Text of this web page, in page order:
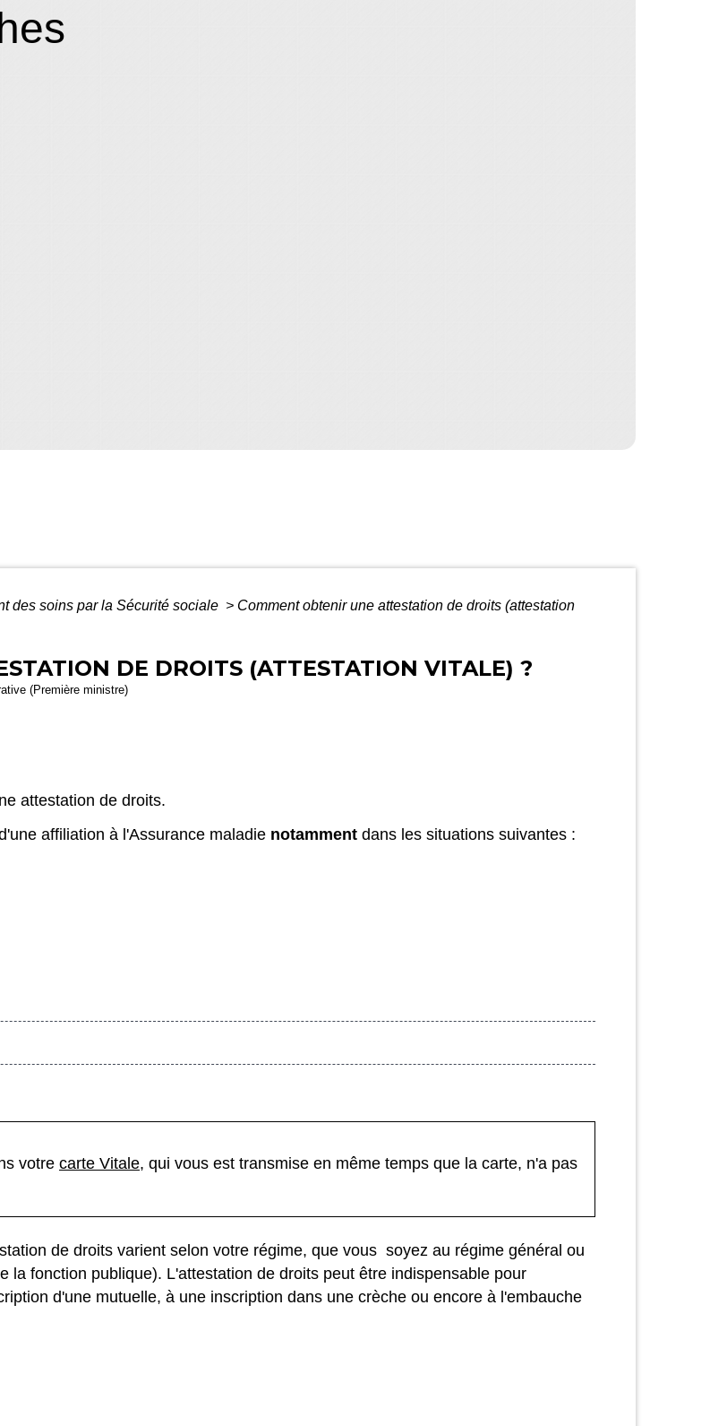
des soins par la Sécurité sociale > Comment obtenir une attestation de droits (attestation
DE DROITS (ATTESTATION VITALE) ?
(Première ministre)
attestation de droits.
affiliation à l'Assurance maladie notamment dans les situations suivantes :
votre carte Vitale, qui vous est transmise en même temps que la carte, n'a pas
de droits varient selon votre régime, que vous soyez au régime général ou
la fonction publique). L'attestation de droits peut être indispensable pour
d'une mutuelle, à une inscription dans une crèche ou encore à l'embauche